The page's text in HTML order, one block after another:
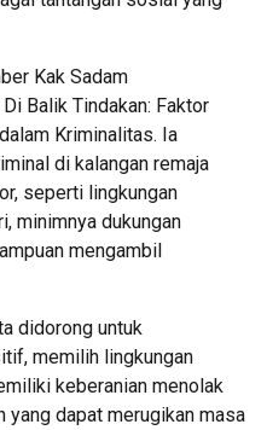
Kak Sadam
Balik Tindakan: Faktor
Kriminalitas. Ia
di kalangan remaja
seperti lingkungan
minimnya dukungan
mengambil
didorong untuk
memilih lingkungan
keberanian menolak
yang dapat merugikan masa